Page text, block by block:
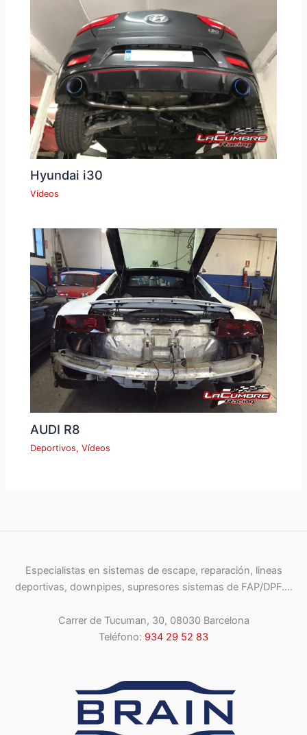
Hyundai i30
Vídeos
AUDI R8
Deportivos,Vídeos
Especialistas en sistemas de escape, reparación, lineas
deportivas, downpipes, supresores sistemas de FAP/DPF….
Carrer de Tucuman, 30, 08030 Barcelona
Teléfono: 934 29 52 83